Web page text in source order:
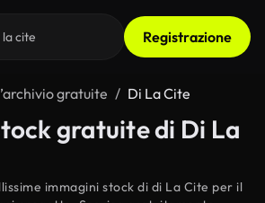
Registrazione
gratuite Di La Cite
gratuite di Di La
immagini stock di di La Cite per il